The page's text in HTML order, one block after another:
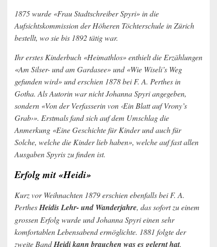
1875 wurde «Frau Stadtschreiber Spyri» in die
Aufsichtskommission der Höheren Töchterschule in Zürich
bestellt, wo sie bis 1892 tätig war.
Ihr erstes Kinderbuch «Heimathlos» enthielt die Erzählungen
«Am Silser- und am Gardasee» und «Wie Wiseli’s Weg
gefunden wird» und erschien 1878 bei F. A. Perthes in
Gotha. Als Autorin war nicht Johanna Spyri angegeben,
sondern «Von der Verfasserin von ‹Ein Blatt auf Vrony’s
Grab›». Erstmals fand sich auf dem Umschlag die
Anmerkung «Eine Geschichte für Kinder und auch für
Solche, welche die Kinder lieb haben», welche auf fast allen
Ausgaben Spyris zu finden ist.
Erfolg mit «Heidi»
Kurz vor Weihnachten 1879 erschien ebenfalls bei F. A.
PerthesHeidis Lehr- und Wanderjahre, das sofort zu einem
grossen Erfolg wurde und Johanna Spyri einen sehr
komfortablen Lebensabend ermöglichte. 1881 folgte der
zweite BandHeidi kann brauchen was es gelernt hat.